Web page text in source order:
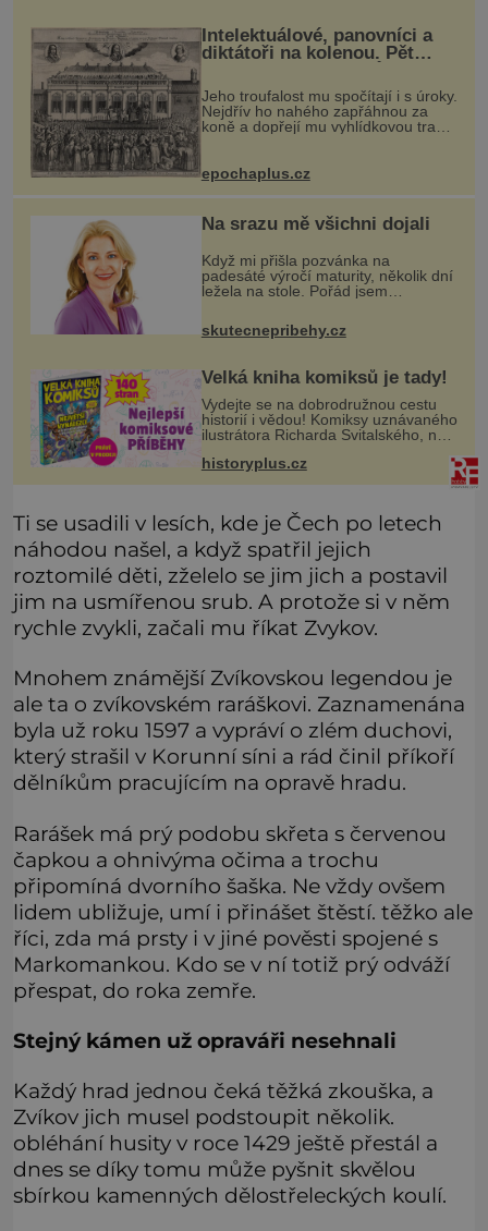
Intelektuálové, panovníci a
diktátoři na kolenou. Pět
popravou
Jeho troufalost mu spočítají i s úroky.
Nejdřív ho nahého zapřáhnou za
koně a dopřejí mu vyhlídkovou trasu
předtím, než ztratí věd
epochaplus.cz
Na srazu mě všichni dojali
Když mi přišla pozvánka na
padesáté výročí maturity, několik dní
ležela na stole. Pořád jsem
Se spolužáky jsme se moc
nescházeli. Nebyl čas a hlavně nikdo
skutecnepribehy.cz
Velká kniha komiksů je tady!
Vydejte se na dobrodružnou cestu
historií i vědou! Komiksy uznávaného
ilustrátora Richarda Svitalského, na
čtenářů, se vracejí v jediné velké
historyplus.cz
Ti se usadili v lesích, kde je Čech po letech
náhodou našel, a když spatřil jejich
roztomilé děti, zželelo se jim jich a postavil
jim na usmířenou srub. A protože si v něm
rychle zvykli, začali mu říkat Zvykov.
Mnohem známější Zvíkovskou legendou je
ale ta o zvíkovském raráškovi. Zaznamenána
byla už roku 1597 a vypráví o zlém duchovi,
který strašil v Korunní síni a rád činil příkoří
dělníkům pracujícím na opravě hradu.
Rarášek má prý podobu skřeta s červenou
čapkou a ohnivýma očima a trochu
připomíná dvorního šaška. Ne vždy ovšem
lidem ubližuje, umí i přinášet štěstí. těžko ale
říci, zda má prsty i v jiné pověsti spojené s
Markomankou. Kdo se v ní totiž prý odváží
přespat, do roka zemře.
Stejný kámen už opraváři nesehnali
Každý hrad jednou čeká těžká zkouška, a
Zvíkov jich musel podstoupit několik.
obléhání husity v roce 1429 ještě přestál a
dnes se díky tomu může pyšnit skvělou
sbírkou kamenných dělostřeleckých koulí.